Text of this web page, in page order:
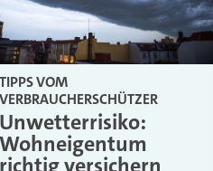
TIPPS VOM
VERBRAUCHERSCHÜTZER
Unwetterrisiko:
Wohneigentum
richtig versichern